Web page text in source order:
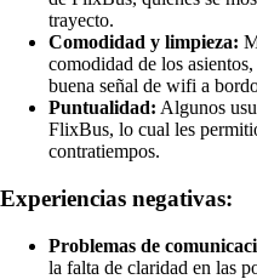
trayecto.
Comodidad y limpieza:
comodidad de los
buena señal de wifi a
Puntualidad: Algunos
FlixBus, lo cual les
contratiempos.
Experiencias negativas:
Problemas de
la falta de claridad en las